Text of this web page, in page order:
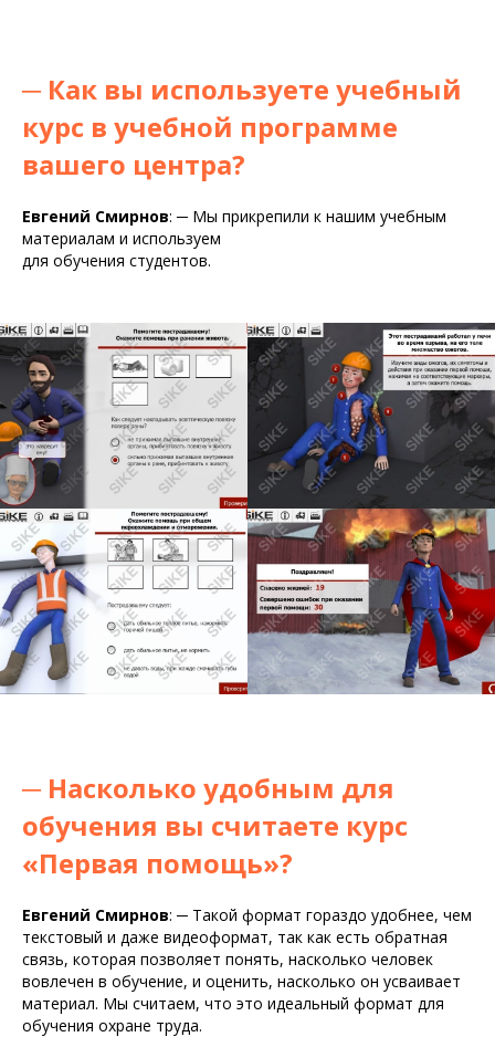
─ Как вы используете учебный
курс в учебной программе
вашего центра?
Евгений Смирнов: ─ Мы прикрепили к нашим учебным
материалам и используем
для обучения студентов.
─ Насколько удобным для
обучения вы считаете курс
«Первая помощь»?
Евгений Смирнов: ─ Такой формат гораздо удобнее, чем
текстовый и даже видеоформат, так как есть обратная
связь, которая позволяет понять, насколько человек
вовлечен в обучение, и оценить, насколько он усваивает
материал. Мы считаем, что это идеальный формат для
обучения охране труда.